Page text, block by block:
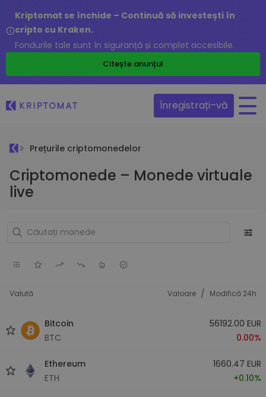
Kriptomat se închide – Continuă să investești în
cripto cu Kraken.
Fondurile tale sunt în siguranță și complet accesibile.
Citește anunțul
Înregistrați–vă
Prețurile criptomonedelor
Criptomonede – Monede virtuale
live
Valută Valoare / Modifică 24h
Bitcoin
BTC
56192.00 EUR
0.00%
Ethereum
ETH
1660.47 EUR
+0.10%